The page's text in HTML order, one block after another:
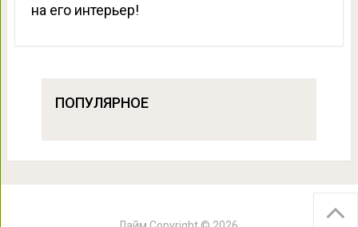
на его интерьер!
ПОПУЛЯРНОЕ